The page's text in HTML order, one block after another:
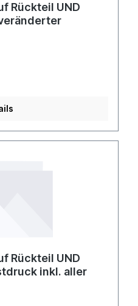
Rückteil UND
Rückteil UND
inkl. aller